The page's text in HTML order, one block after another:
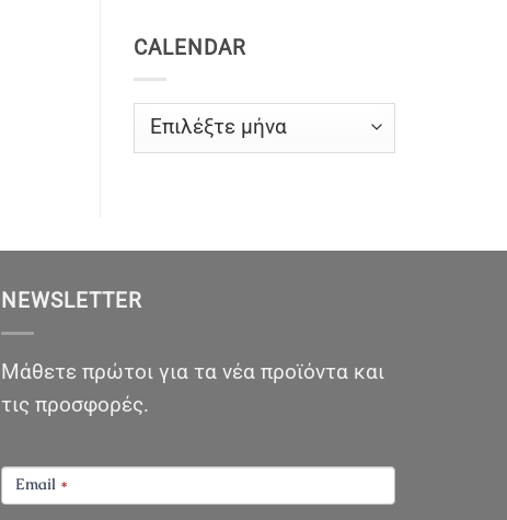
CALENDAR
CALENDAR
NEWSLETTER
Μάθετε πρώτοι για τα νέα προϊόντα και
τις προσφορές.
NEWSLETTER
Email *